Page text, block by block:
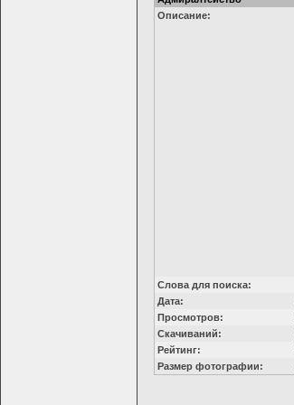
Описание:
Слова для поиска:
Дата:
Просмотров:
Скачиваний:
Рейтинг:
Размер фотографии: